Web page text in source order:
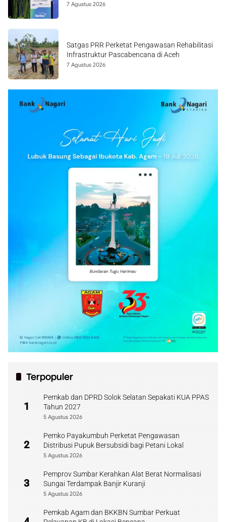
7 Agustus 2026
Satgas PRR Perketat Pengawasan Rehabilitasi
Infrastruktur Pascabencana di Aceh
7 Agustus 2026
Terpopuler
1
Pemkab dan DPRD Solok Selatan Sepakati KUA PPAS
Tahun 2027
5 Agustus 2026
2
Pemko Payakumbuh Perketat Pengawasan
Distribusi Pupuk Bersubsidi bagi Petani Lokal
5 Agustus 2026
3
Pemprov Sumbar Kerahkan Alat Berat Normalisasi
Sungai Terdampak Banjir Kuranji
5 Agustus 2026
Pemkab Agam dan BKKBN Sumbar Perkuat